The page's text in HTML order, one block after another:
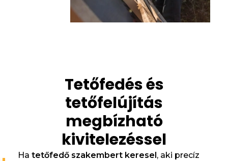
Tetőfedés és
tetőfelújítás
megbízható
kivitelezéssel
Ha tetőfedő szakembert keresel , aki precíz